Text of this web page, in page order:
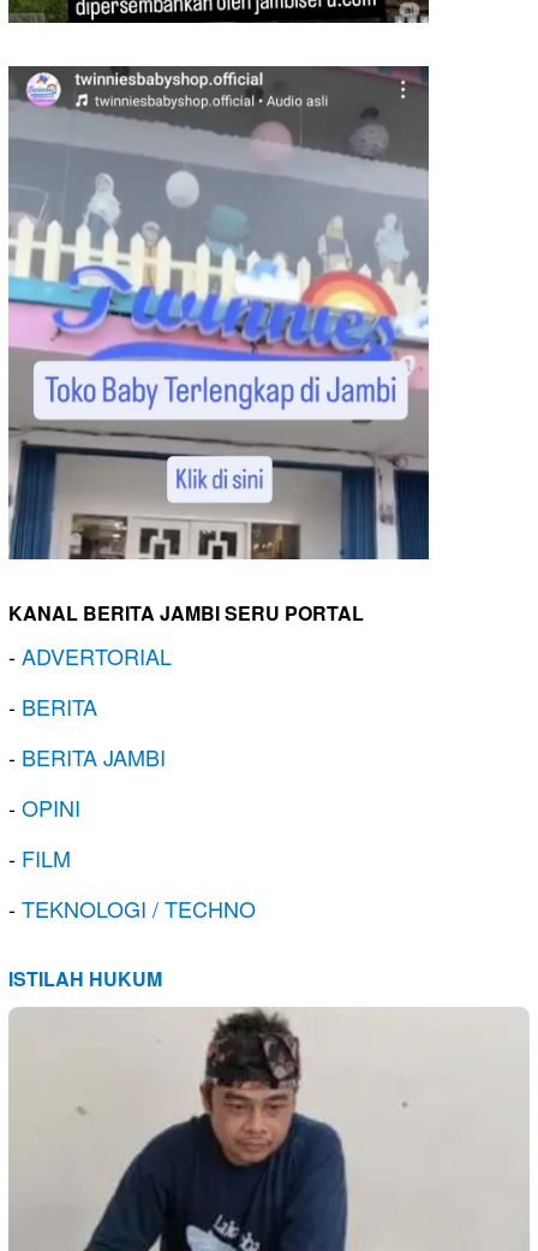
KANAL BERITA JAMBI SERU PORTAL
-ADVERTORIAL
- BERITA
- BERITA JAMBI
-OPINI
- FILM
-TEKNOLOGI / TECHNO
ISTILAH HUKUM